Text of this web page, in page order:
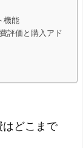
機能
評価と購入アド
どこまで